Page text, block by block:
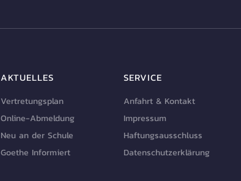
AKTUELLES
Vertretungsplan
Online-Abmeldung
Neu an der Schule
Goethe Informiert
SERVICE
Anfahrt & Kontakt
Impressum
Haftungsausschluss
Datenschutzerklärung